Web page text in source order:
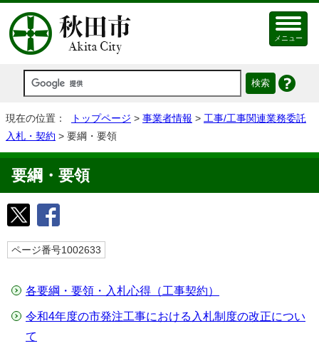
メニュー
現在の位置： トップページ > 事業者情報 > 工事/工事関連業務委託
入札・契約 > 要綱・要領
要綱・要領
ページ番号1002633
各要綱・要領・入札心得（工事契約）
令和4年度の市発注工事における入札制度の改正につい
て